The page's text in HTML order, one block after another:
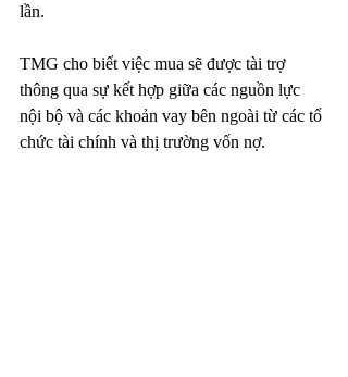
lần.
TMG cho biết việc mua sẽ được tài trợ
thông qua sự kết hợp giữa các nguồn lực
nội bộ và các khoản vay bên ngoài từ các tổ
chức tài chính và thị trường vốn nợ.